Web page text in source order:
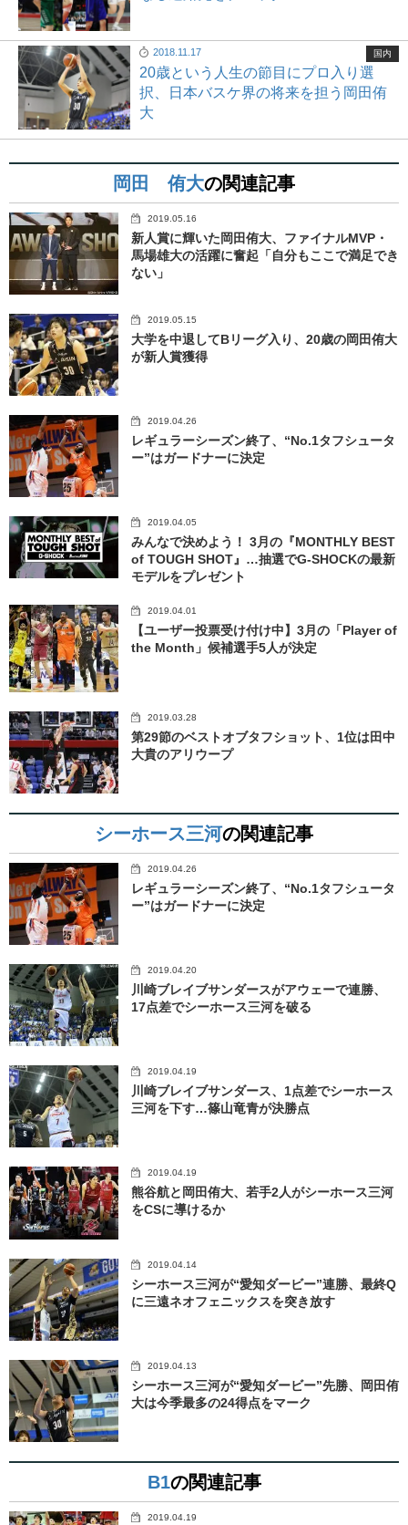
2018.11.17
20歳という人生の節目にプロ入り選
択、日本バスケ界の将来を担う岡田侑
大
国内
岡田 侑大の関連記事
2019.05.16
新人賞に輝いた岡田侑大、ファイナルMVP・
馬場雄大の活躍に奮起「自分もここで満足でき
ない」
2019.05.15
大学を中退してBリーグ入り、20歳の岡田侑大
が新人賞獲得
2019.04.26
レギュラーシーズン終了、“No.1タフシュータ
ー”はガードナーに決定
2019.04.05
みんなで決めよう！ 3月の『MONTHLY BEST
of TOUGH SHOT』…抽選でG-SHOCKの最新
モデルをプレゼント
2019.04.01
【ユーザー投票受け付け中】3月の「Player of
the Month」候補選手5人が決定
2019.03.28
第29節のベストオブタフショット、1位は田中
大貴のアリウープ
シーホース三河の関連記事
2019.04.26
レギュラーシーズン終了、“No.1タフシュータ
ー”はガードナーに決定
2019.04.20
川崎ブレイブサンダースがアウェーで連勝、
17点差でシーホース三河を破る
2019.04.19
川崎ブレイブサンダース、1点差でシーホース
三河を下す…篠山竜青が決勝点
2019.04.19
熊谷航と岡田侑大、若手2人がシーホース三河
をCSに導けるか
2019.04.14
シーホース三河が“愛知ダービー”連勝、最終Q
に三遠ネオフェニックスを突き放す
2019.04.13
シーホース三河が“愛知ダービー”先勝、岡田侑
大は今季最多の24得点をマーク
B1の関連記事
2019.04.19